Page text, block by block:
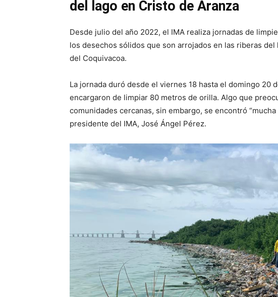
del lago en Cristo de Aranza
Desde julio del año 2022, el IMA realiza jornadas de
los desechos sólidos que son arrojados en las riberas del
del Coquivacoa.
La jornada duró desde el viernes 18 hasta el domingo 20
encargaron de limpiar 80 metros de orilla. Algo que
comunidades cercanas, sin embargo, se encontró
presidente del IMA, José Ángel Pérez.